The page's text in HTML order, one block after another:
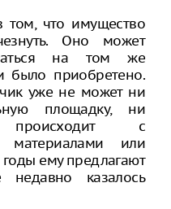
том, что имущество
Оно может
на том же
было приобретено.
уже не может ни
площадку, ни
с
материалами или
ему предлагают
казалось